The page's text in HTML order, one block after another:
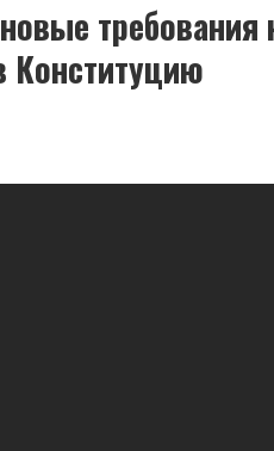
Конституцию